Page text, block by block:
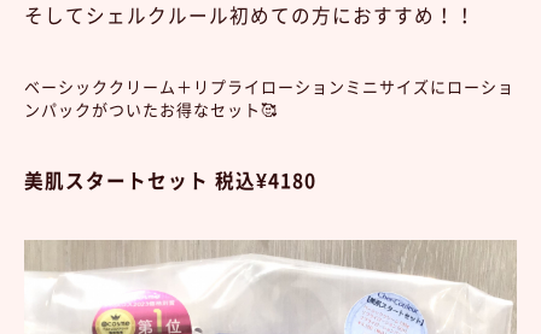
そしてシェルクルール初めての方におすすめ！！
ベーシッククリーム＋リプライローションミニサイズにローショ
ンパックがついたお得なセット🥰
美肌スタートセット 税込¥4180